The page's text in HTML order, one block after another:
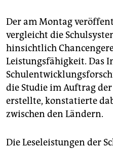
Der am Montag
vergleicht die
hinsichtlich
Leistungsfähigkeit. Das
die Studie im Auftrag
erstellte, konstatierte
zwischen den Ländern.
Die Leseleistungen der